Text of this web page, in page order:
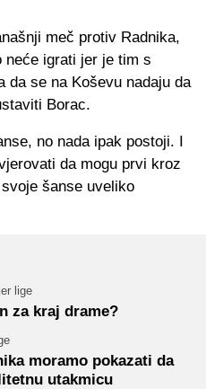
meč protiv Radnika,
igrati jer je tim s
da se na Koševu nadaju da
Borac.
no nada ipak postoji. I
da mogu prvi kroz
šanse uveliko
lige
za kraj drame?
moramo pokazati da
utakmicu